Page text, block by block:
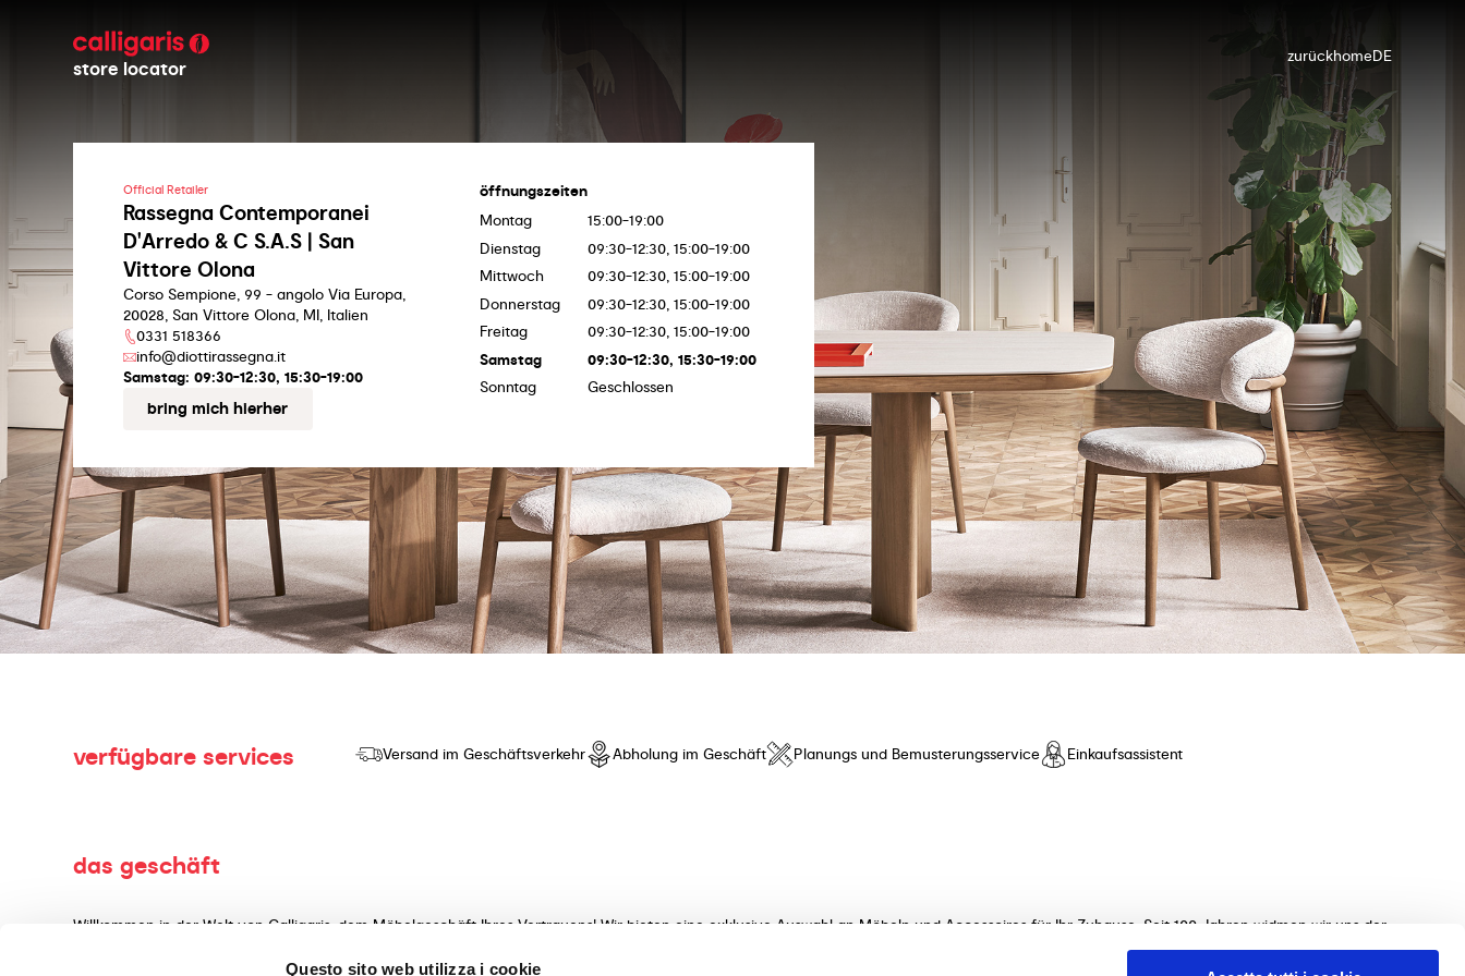
Questo sito web utilizza i cookie
store locator
zurückhomeDE
Official Retailer
Rassegna Contemporanei
D'Arredo & C S.A.S | San
Vittore Olona
Corso Sempione, 99 - angolo Via Europa,
20028, San Vittore Olona, MI, Italien
0331 518366
info@diottirassegna.it
Samstag: 09:30-12:30, 15:30-19:00
bring mich hierher
öffnungszeiten
Montag
15:00-19:00
Dienstag
09:30-12:30, 15:00-19:00
Mittwoch
09:30-12:30, 15:00-19:00
Donnerstag
09:30-12:30, 15:00-19:00
Freitag
09:30-12:30, 15:00-19:00
Samstag
09:30-12:30, 15:30-19:00
Sonntag
Geschlossen
verfügbare services Versand im Geschäftsverkehr Abholung im Geschäft Planungs und Bemusterungsservice Einkaufsassistent
das geschäft
Willkommen in der Welt von Calligaris, dem Möbelgeschäft Ihres Vertrauens! Wir bieten eine exklusive Auswahl an Möbeln und Accessoires für Ihr Zuhause. Seit 100 Jahren widmen wir uns der
Herstellung und dem Verkauf von hochwertigen Produkten mit innovativem Design und besonderem Komfort. Entdecken Sie unsere Kollektionen von Tischen, Stühlen, Betten, Sofas und